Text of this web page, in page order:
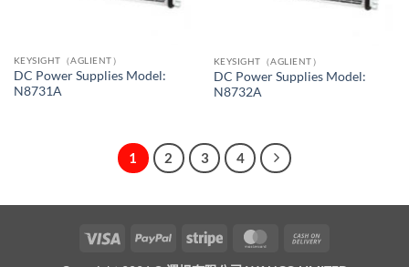
KEYSIGHT（AGLIENT）
DC Power Supplies Model:
N8731A
KEYSIGHT（AGLIENT）
DC Power Supplies Model:
N8732A
1 2 3 4
Visa PayPal Stripe MasterCard